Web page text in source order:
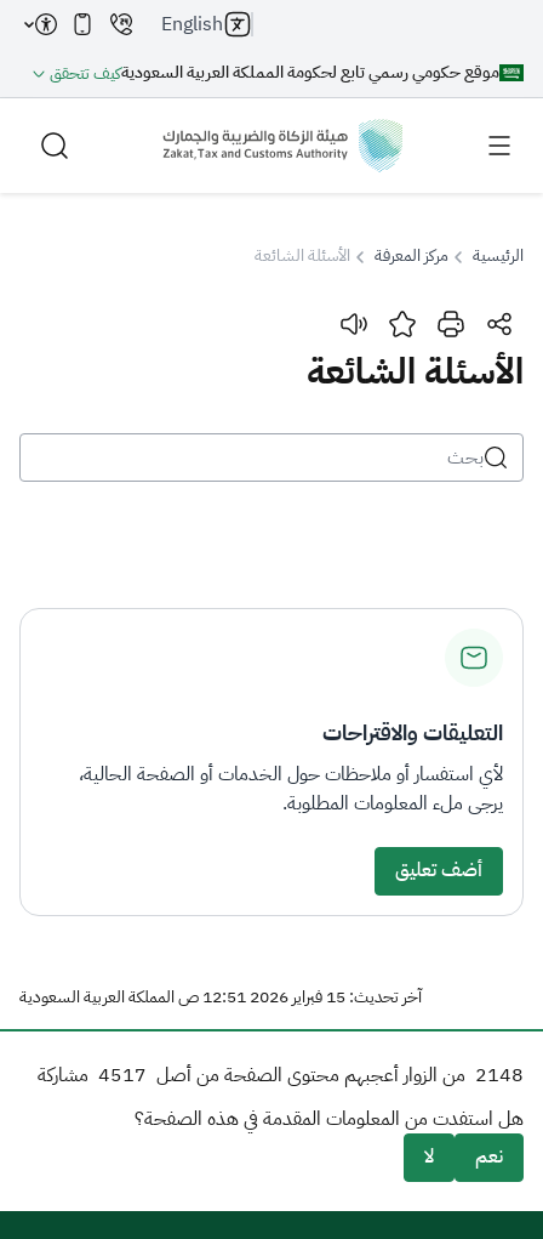
موقع حكومي رسمي تابع لحكومة المملكة العربية السعوديةكيف تتحقق
English
بحث
الرئيسية مركز المعرفة الأسئلة الشائعة
الأسئلة الشائعة
التعليقات والاقتراحات
لأي استفسار أو ملاحظات حول الخدمات أو الصفحة الحالية،
يرجى ملء المعلومات المطلوبة.
أضف تعليق
آخر تحديث: 15 فبراير 2026 12:51 ص المملكة العربية السعودية
2148 من الزوار أعجبهم محتوى الصفحة من أصل 4517 مشاركة
هل استفدت من المعلومات المقدمة في هذه الصفحة؟
نعم
لا